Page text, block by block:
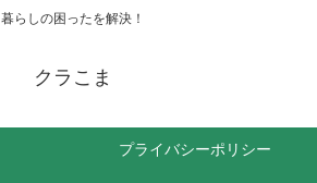
暮らしの困ったを解決！
クラこま
プライバシーポリシー